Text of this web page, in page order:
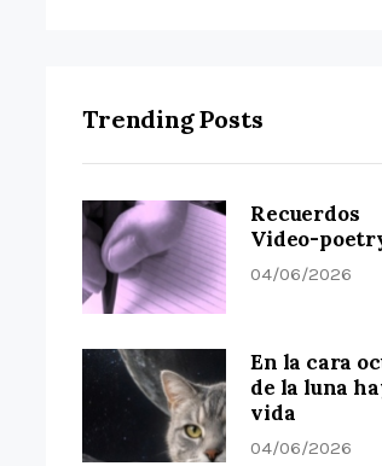
Trending Posts
Recuerdos
Video-
04/06/2026
En la cara
de la luna
vida
04/06/2026